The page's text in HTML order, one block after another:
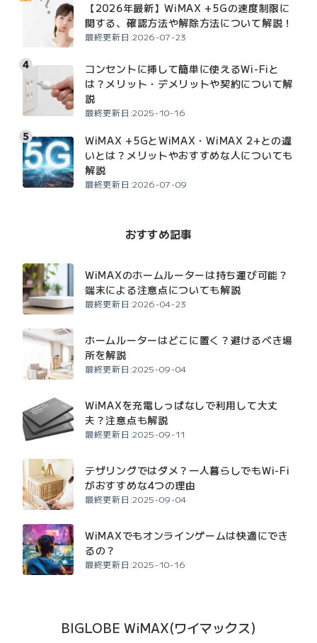
【2026年最新】WiMAX +5Gの速度制限に
関する、確認方法や解除方法について解説！
最終更新日:2026-07-23
コンセントに挿して簡単に使えるWi-Fiと
は？メリット・デメリットや契約について解
説
最終更新日:2025-10-16
WiMAX +5GとWiMAX・WiMAX 2+との違
いとは？メリットやおすすめな人についても
解説
最終更新日:2026-07-09
おすすめ記事
WiMAXのホームルーターは持ち運び可能？
端末による注意点についても解説
最終更新日:2026-04-23
ホームルーターはどこに置く？避けるべき場
所を解説
最終更新日:2025-09-04
WiMAXを充電しっぱなしで利用して大丈
夫？注意点も解説
最終更新日:2025-09-11
テザリングではダメ？一人暮らしでもWi-Fi
がおすすめな4つの理由
最終更新日:2025-09-04
WiMAXでもオンラインゲームは快適にでき
るの？
最終更新日:2025-10-16
BIGLOBE WiMAX(ワイマックス)